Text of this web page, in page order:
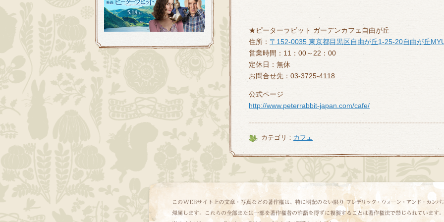
★ピーターラビット ガーデンカフェ自由が丘
住所： 〒152-0035 東京都目黒区自由が丘1-25-20自由が丘
営業時間：11：00～22：00
定休日：無休
お問合せ先：03-3725-4118
公式ページ
http://www.peterrabbit-japan.com/cafe/
カテゴリ： カフェ